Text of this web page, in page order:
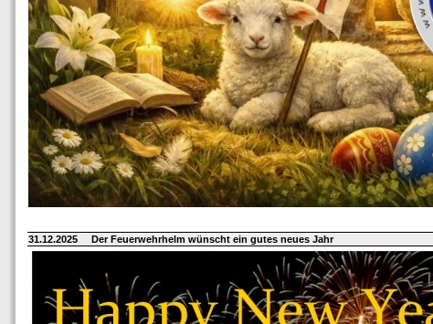
31.12.2025 Der Feuerwehrhelm wünscht ein gutes neues Jahr